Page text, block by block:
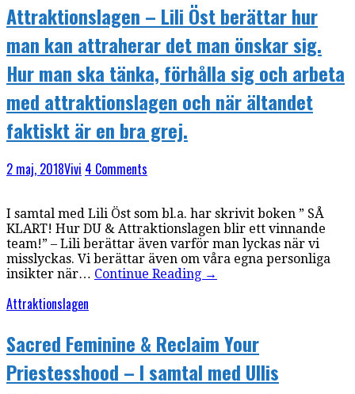
Attraktionslagen – Lili Öst berättar hur
man kan attraherar det man önskar sig.
Hur man ska tänka, förhålla sig och arbeta
med attraktionslagen och när ältandet
faktiskt är en bra grej.
2 maj, 2018Vivi 4 Comments
I samtal med Lili Öst som bl.a. har skrivit boken ” SÅ
KLART! Hur DU & Attraktionslagen blir ett vinnande
team!” – Lili berättar även varför man lyckas när vi
misslyckas. Vi berättar även om våra egna personliga
insikter när… Continue Reading →
Attraktionslagen
Sacred Feminine & Reclaim Your
Priestesshood – I samtal med Ullis